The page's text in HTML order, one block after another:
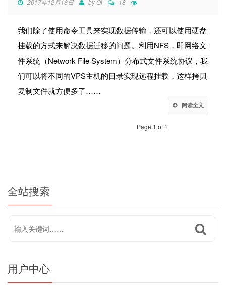
2017年12月18日 byQi 18
我们除了使用命令工具来实现数据传输，还可以使用硬盘
挂载的方式来解决数据迁移的问题。利用NFS，即网络文
件系统（Network File System）分布式文件系统协议，我
们可以将不同的VPS主机的目录实现远程挂载，这样拷贝
复制文件就方便多了……
阅读全文
Page 1 of 1
全站搜索
用户中心